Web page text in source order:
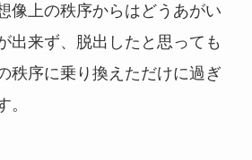
像上の秩序からはどうあがい
出来ず、脱出したと思っても
秩序に乗り換えただけに過ぎ
。